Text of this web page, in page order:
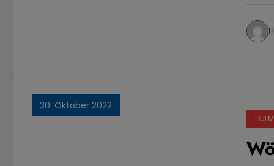
30. Oktober 2022